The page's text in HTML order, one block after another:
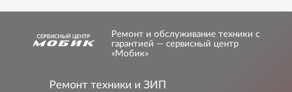
Ремонт и обслуживание техники с
гарантией — сервисный центр
«Мобик»
Ремонт техники и ЗИП